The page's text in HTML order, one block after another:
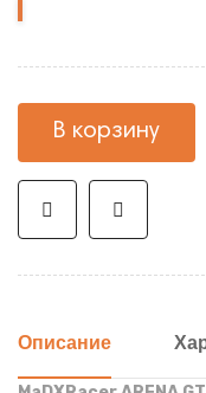
с
кромкой
В корзину
Описание